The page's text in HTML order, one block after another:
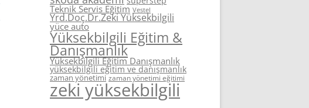
Teknik Servis Eğitim Vestel
Yrd.Doç.Dr.Zeki Yüksekbilgili
yüce auto
Yüksekbilgili Eğitim &
Danışmanlık
Yüksekbilgili Eğitim Danışmanlık
yüksekbilgili eğitim ve danışmanlık
zaman yönetimi zaman yönetimi eğitimi
zeki yüksekbilgili